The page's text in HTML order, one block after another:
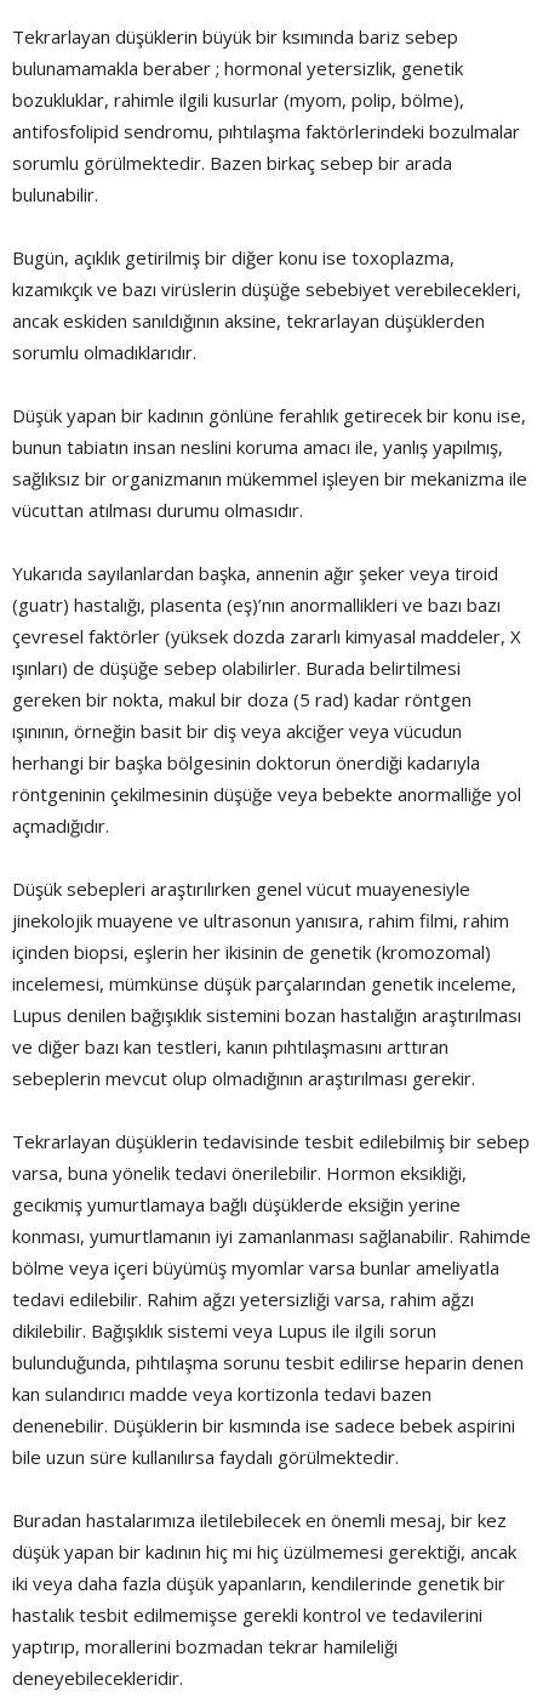
Tekrarlayan düşüklerin büyük bir ksımında bariz sebep
bulunamamakla beraber ; hormonal yetersizlik, genetik
bozukluklar, rahimle ilgili kusurlar (myom, polip, bölme),
antifosfolipid sendromu, pıhtılaşma faktörlerindeki bozulmalar
sorumlu görülmektedir. Bazen birkaç sebep bir arada
bulunabilir.
Bugün, açıklık getirilmiş bir diğer konu ise toxoplazma,
kızamıkçık ve bazı virüslerin düşüğe sebebiyet verebilecekleri,
ancak eskiden sanıldığının aksine, tekrarlayan düşüklerden
sorumlu olmadıklarıdır.
Düşük yapan bir kadının gönlüne ferahlık getirecek bir konu ise,
bunun tabiatın insan neslini koruma amacı ile, yanlış yapılmış,
sağlıksız bir organizmanın mükemmel işleyen bir mekanizma ile
vücuttan atılması durumu olmasıdır.
Yukarıda sayılanlardan başka, annenin ağır şeker veya tiroid
(guatr) hastalığı, plasenta (eş)’nın anormallikleri ve bazı bazı
çevresel faktörler (yüksek dozda zararlı kimyasal maddeler, X
ışınları) de düşüğe sebep olabilirler. Burada belirtilmesi
gereken bir nokta, makul bir doza (5 rad) kadar röntgen
ışınının, örneğin basit bir diş veya akciğer veya vücudun
herhangi bir başka bölgesinin doktorun önerdiği kadarıyla
röntgeninin çekilmesinin düşüğe veya bebekte anormalliğe yol
açmadığıdır.
Düşük sebepleri araştırılırken genel vücut muayenesiyle
jinekolojik muayene ve ultrasonun yanısıra, rahim filmi, rahim
içinden biopsi, eşlerin her ikisinin de genetik (kromozomal)
incelemesi, mümkünse düşük parçalarından genetik inceleme,
Lupus denilen bağışıklık sistemini bozan hastalığın araştırılması
ve diğer bazı kan testleri, kanın pıhtılaşmasını arttıran
sebeplerin mevcut olup olmadığının araştırılması gerekir.
Tekrarlayan düşüklerin tedavisinde tesbit edilebilmiş bir sebep
varsa, buna yönelik tedavi önerilebilir. Hormon eksikliği,
gecikmiş yumurtlamaya bağlı düşüklerde eksiğin yerine
konması, yumurtlamanın iyi zamanlanması sağlanabilir. Rahimde
bölme veya içeri büyümüş myomlar varsa bunlar ameliyatla
tedavi edilebilir. Rahim ağzı yetersizliği varsa, rahim ağzı
dikilebilir. Bağışıklık sistemi veya Lupus ile ilgili sorun
bulunduğunda, pıhtılaşma sorunu tesbit edilirse heparin denen
kan sulandırıcı madde veya kortizonla tedavi bazen
denenebilir. Düşüklerin bir kısmında ise sadece bebek aspirini
bile uzun süre kullanılırsa faydalı görülmektedir.
Buradan hastalarımıza iletilebilecek en önemli mesaj, bir kez
düşük yapan bir kadının hiç mi hiç üzülmemesi gerektiği, ancak
iki veya daha fazla düşük yapanların, kendilerinde genetik bir
hastalık tesbit edilmemişse gerekli kontrol ve tedavilerini
yaptırıp, morallerini bozmadan tekrar hamileliği
deneyebilecekleridir.